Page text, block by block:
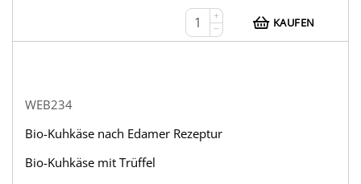
+
−
KAUFEN
WEB234
Bio-Kuhkäse nach Edamer Rezeptur
Bio-Kuhkäse mit Trüffel